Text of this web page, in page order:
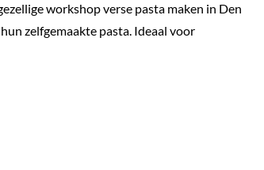
workshop verse pasta maken in Den
zelfgemaakte pasta. Ideaal voor